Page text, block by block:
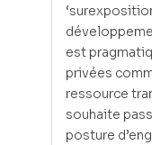
est
privées
ressource
souhaite
posture